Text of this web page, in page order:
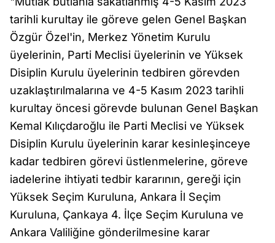
tarihli kurultay ile göreve gelen Genel Başkan
Özgür Özel'in, Merkez Yönetim Kurulu
üyelerinin, Parti Meclisi üyelerinin ve Yüksek
Disiplin Kurulu üyelerinin tedbiren görevden
uzaklaştırılmalarına ve 4-5 Kasım 2023 tarihli
kurultay öncesi görevde bulunan Genel Başkan
Kemal Kılıçdaroğlu ile Parti Meclisi ve Yüksek
Disiplin Kurulu üyelerinin karar kesinleşinceye
kadar tedbiren görevi üstlenmelerine, göreve
iadelerine ihtiyati tedbir kararının, gereği için
Yüksek Seçim Kuruluna, Ankara İl Seçim
Kuruluna, Çankaya 4. İlçe Seçim Kuruluna ve
Ankara Valiliğine gönderilmesine karar